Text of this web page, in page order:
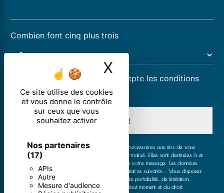
Ce site utilise des cookies
et vous donne le contrôle
sur ceux que vous
souhaitez activer
Nos partenaires
(17)
APIs
Autre
Mesure d'audience
X Masquer le
Combien font cinq plus trois
En cochant cette case, j'accepte les conditions
particulières ci-dessous **
ENVOYER
** Les données personnelles communiquées sont nécessaires aux fins de vous
contacter et sont enregistrées dans un fichier informatisé. Elles sont destinées à et
ses sous-traitants dans le seul but de répondre à votre message. Les données
collectées seront communiquées aux seuls destinataires suivants: . Vous disposez
de droits d’accès, de rectification, d’effacement, de portabilité, de limitation,
d’opposition, de retrait de votre consentement à tout moment et du droit